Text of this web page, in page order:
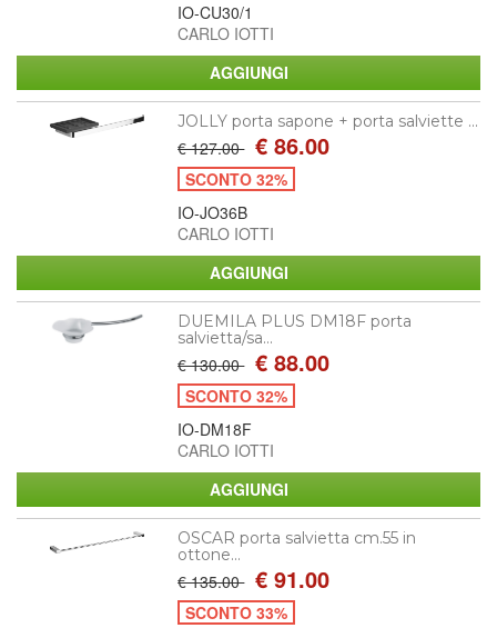
IO-CU30/1
CARLO IOTTI
JOLLY porta sapone + porta salviette ...
€ 127.00 € 86.00
SCONTO 32%
IO-JO36B
CARLO IOTTI
DUEMILA PLUS DM18F porta
salvietta/sa...
€ 130.00 € 88.00
SCONTO 32%
IO-DM18F
CARLO IOTTI
OSCAR porta salvietta cm.55 in
ottone...
€ 135.00 € 91.00
SCONTO 33%